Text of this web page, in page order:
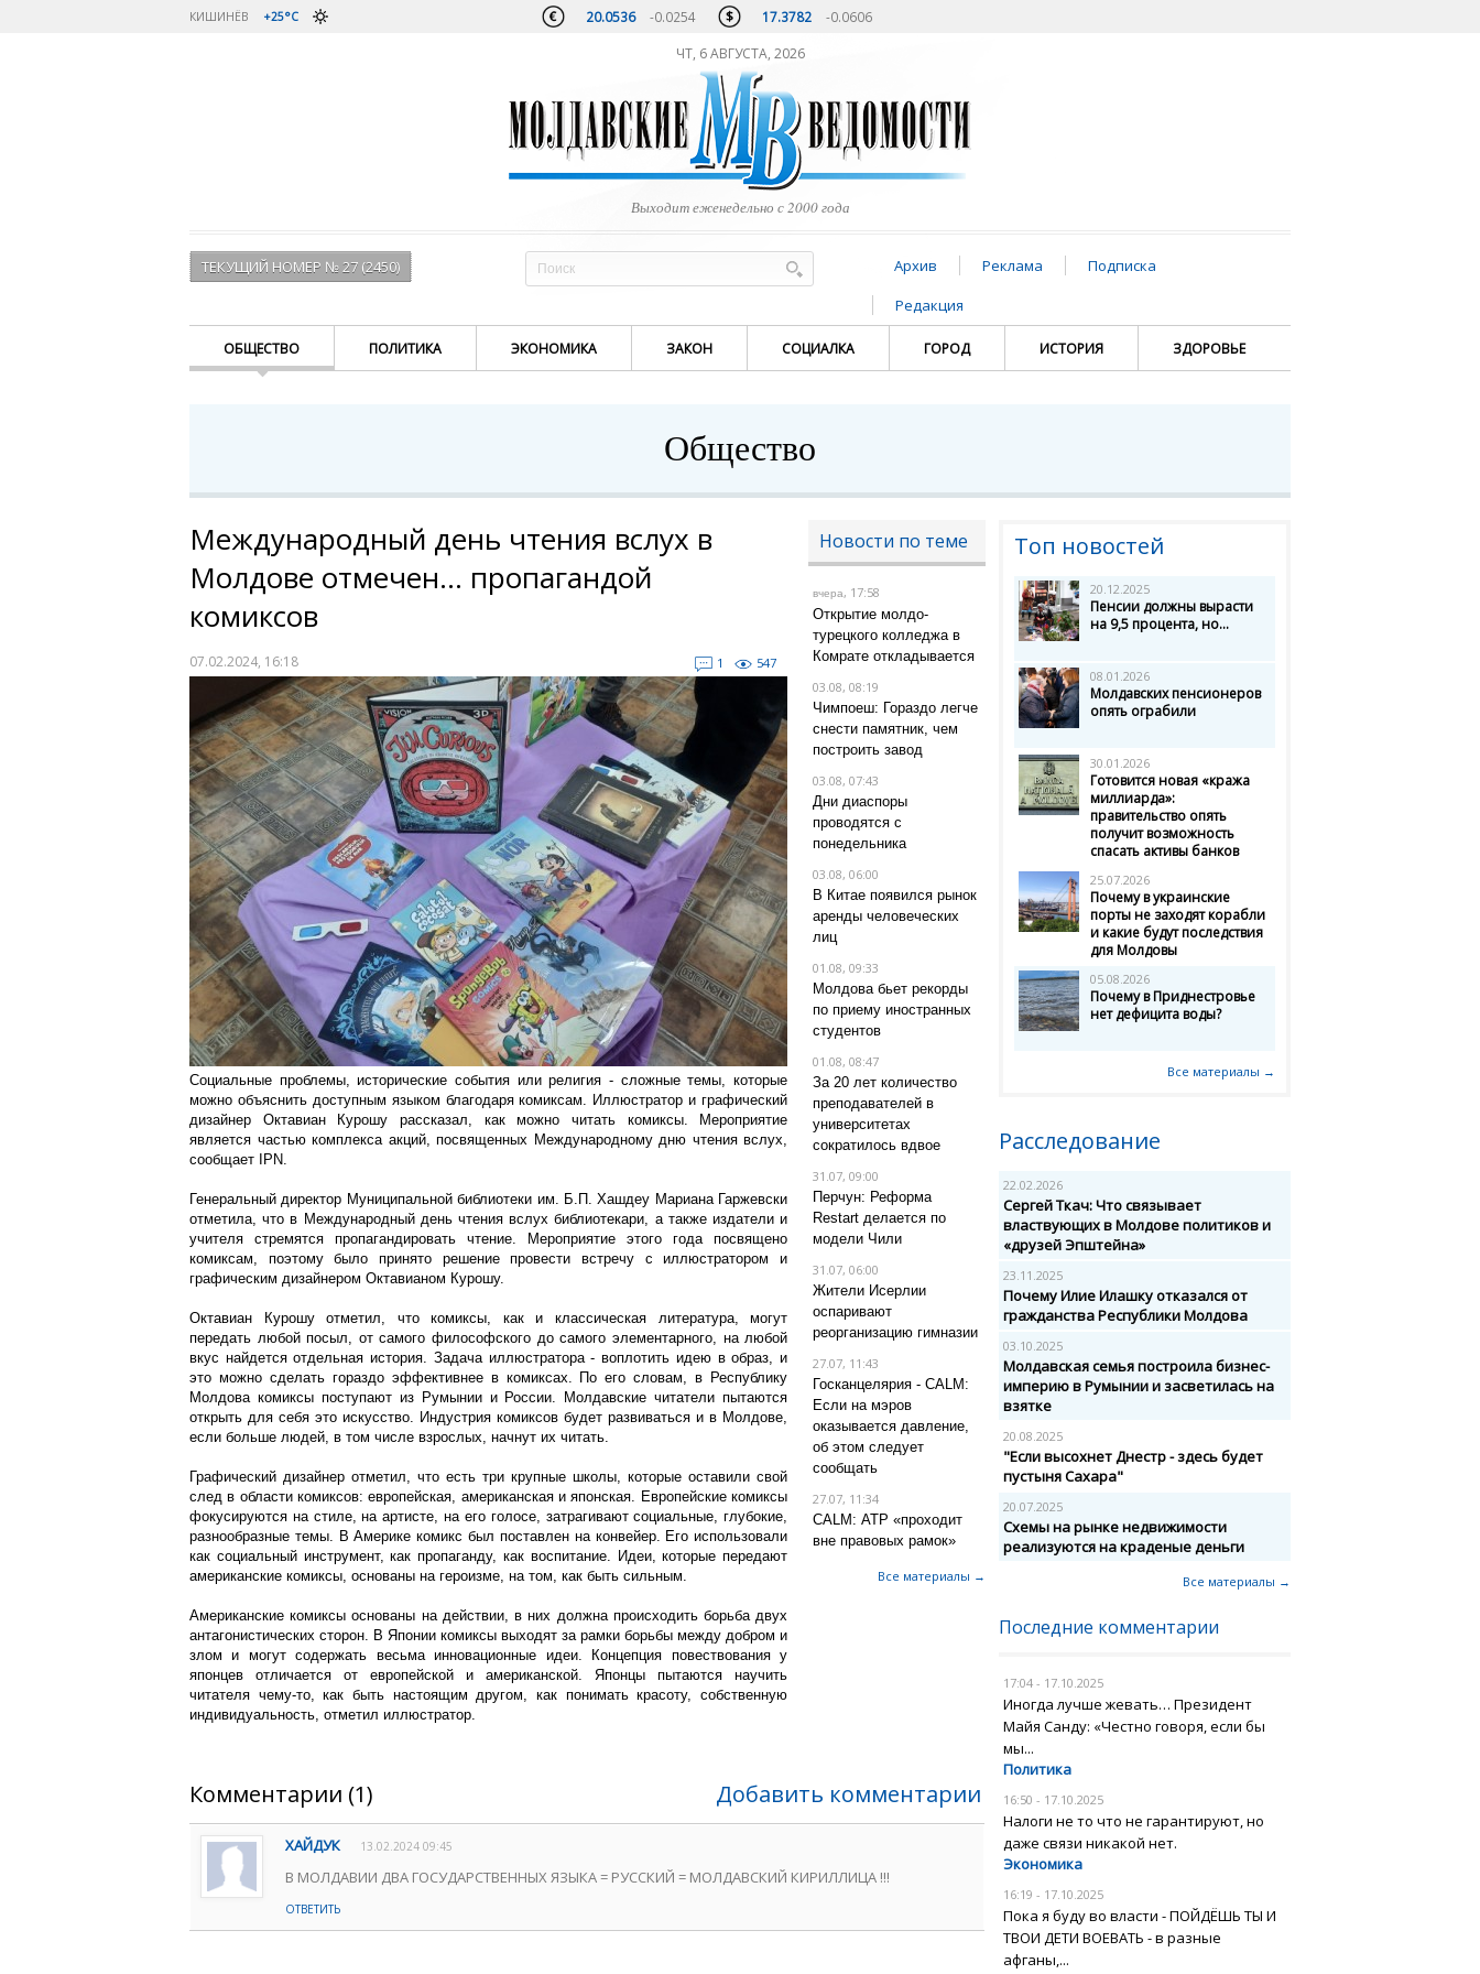
КИШИНЁВ +25°C 20.0536 -0.0254 17.3782 -0.0606
ЧТ, 6 АВГУСТА, 2026
Выходит еженедельно с 2000 года
ТЕКУЩИЙ НОМЕР № 27 (2450) Архив Реклама
Подписка
Редакция
ОБЩЕСТВО ПОЛИТИКА ЭКОНОМИКА ЗАКОН СОЦИАЛКА ГОРОД ИСТОРИЯ ЗДОРОВЬЕ
Общество
Международный день чтения вслух в
Молдове отмечен... пропагандой
комиксов
07.02.2024, 16:18 1 547
Социальные проблемы, исторические события или религия - сложные темы, которые
можно объяснить доступным языком благодаря комиксам. Иллюстратор и графический
дизайнер Октавиан Курошу рассказал, как можно читать комиксы. Мероприятие
является частью комплекса акций, посвященных Международному дню чтения вслух,
сообщает IPN.
Генеральный директор Муниципальной библиотеки им. Б.П. Хашдеу Мариана Гаржевски
отметила, что в Международный день чтения вслух библиотекари, а также издатели и
учителя стремятся пропагандировать чтение. Мероприятие этого года посвящено
комиксам, поэтому было принято решение провести встречу с иллюстратором и
графическим дизайнером Октавианом Курошу.
Октавиан Курошу отметил, что комиксы, как и классическая литература, могут
передать любой посыл, от самого философского до самого элементарного, на любой
вкус найдется отдельная история. Задача иллюстратора - воплотить идею в образ, и
это можно сделать гораздо эффективнее в комиксах. По его словам, в Республику
Молдова комиксы поступают из Румынии и России. Молдавские читатели пытаются
открыть для себя это искусство. Индустрия комиксов будет развиваться и в Молдове,
если больше людей, в том числе взрослых, начнут их читать.
Графический дизайнер отметил, что есть три крупные школы, которые оставили свой
след в области комиксов: европейская, американская и японская. Европейские комиксы
фокусируются на стиле, на артисте, на его голосе, затрагивают социальные, глубокие,
разнообразные темы. В Америке комикс был поставлен на конвейер. Его использовали
как социальный инструмент, как пропаганду, как воспитание. Идеи, которые передают
американские комиксы, основаны на героизме, на том, как быть сильным.
Американские комиксы основаны на действии, в них должна происходить борьба двух
антагонистических сторон. В Японии комиксы выходят за рамки борьбы между добром и
злом и могут содержать весьма инновационные идеи. Концепция повествования у
японцев отличается от европейской и американской. Японцы пытаются научить
читателя чему-то, как быть настоящим другом, как понимать красоту, собственную
индивидуальность, отметил иллюстратор.
Новости по теме
вчера, 17:58
Открытие молдо-
турецкого колледжа в
Комрате откладывается
03.08, 08:19
Чимпоеш: Гораздо легче
снести памятник, чем
построить завод
03.08, 07:43
Дни диаспоры
проводятся с
понедельника
03.08, 06:00
В Китае появился рынок
аренды человеческих
лиц
01.08, 09:33
Молдова бьет рекорды
по приему иностранных
студентов
01.08, 08:47
За 20 лет количество
преподавателей в
университетах
сократилось вдвое
31.07, 09:00
Перчун: Реформа
Restart делается по
модели Чили
31.07, 06:00
Жители Исерлии
оспаривают
реорганизацию гимназии
27.07, 11:43
Госканцелярия - CALM:
Если на мэров
оказывается давление,
об этом следует
сообщать
27.07, 11:34
CALM: АТР «проходит
вне правовых рамок»
Все материалы →
Комментарии (1) Добавить комментарии
ХАЙДУК 13.02.2024 09:45
В МОЛДАВИИ ДВА ГОСУДАРСТВЕННЫХ ЯЗЫКА = РУССКИЙ = МОЛДАВСКИЙ КИРИЛЛИЦА !!!
ОТВЕТИТЬ
Топ новостей
20.12.2025
Пенсии должны вырасти
на 9,5 процента, но...
08.01.2026
Молдавских пенсионеров
опять ограбили
30.01.2026
Готовится новая «кража
миллиарда»:
правительство опять
получит возможность
спасать активы банков
25.07.2026
Почему в украинские
порты не заходят корабли
и какие будут последствия
для Молдовы
05.08.2026
Почему в Приднестровье
нет дефицита воды?
Все материалы →
Расследование
22.02.2026
Сергей Ткач: Что связывает
властвующих в Молдове политиков и
«друзей Эпштейна»
23.11.2025
Почему Илие Илашку отказался от
гражданства Республики Молдова
03.10.2025
Молдавская семья построила бизнес-
империю в Румынии и засветилась на
взятке
20.08.2025
"Если высохнет Днестр - здесь будет
пустыня Сахара"
20.07.2025
Схемы на рынке недвижимости
реализуются на краденые деньги
Все материалы →
Последние комментарии
17:04 - 17.10.2025
Иногда лучше жевать… Президент
Майя Санду: «Честно говоря, если бы
мы...
Политика
16:50 - 17.10.2025
Налоги не то что не гарантируют, но
даже связи никакой нет.
Экономика
16:19 - 17.10.2025
Пока я буду во власти - ПОЙДЁШЬ ТЫ И
ТВОИ ДЕТИ ВОЕВАТЬ - в разные
афганы,...